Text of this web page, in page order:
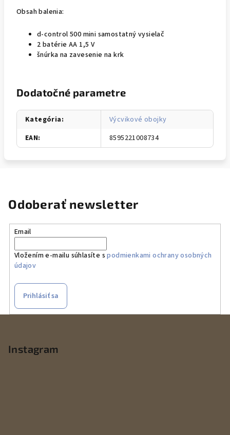
Obsah balenia:
d-control 500 mini samostatný vysielač
2 batérie AA 1,5 V
šnúrka na zavesenie na krk
Dodatočné parametre
Kategória:
Výcvikové obojky
EAN: 8595221008734
Odoberať newsletter
Email
Vložením e-mailu súhlasíte spodmienkami ochrany osobných
údajov
Prihlásiť sa
Instagram